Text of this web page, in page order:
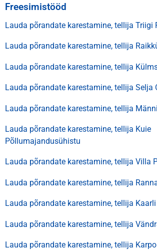
Freesimistööd
Lauda põrandate karestamine, tellija Triigi
Lauda põrandate karestamine, tellija
Lauda põrandate karestamine, tellija
Lauda põrandate karestamine, tellija Selja
Lauda põrandate karestamine, tellija
Lauda põrandate karestamine, tellija Kuie
Põllumajandusühistu
Lauda põrandate karestamine, tellija Villa
Lauda põrandate karestamine, tellija
Lauda põrandate karestamine, tellija Kaarli
Lauda põrandate karestamine, tellija
Lauda põrandate karestamine, tellija Karpo